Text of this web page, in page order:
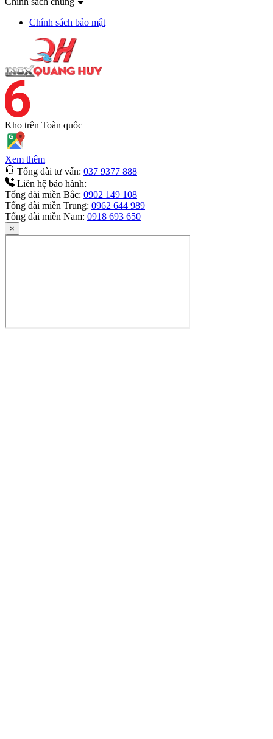
Chính sách bảo mật
Kho trên Toàn quốc
Xem thêm
Tổng đài tư vấn: 037 9377 888
Liên hệ bảo hành:
Tổng đài miền Bắc: 0902 149 108
Tổng đài miền Trung: 0962 644 989
Tổng đài miền Nam: 0918 693 650
×